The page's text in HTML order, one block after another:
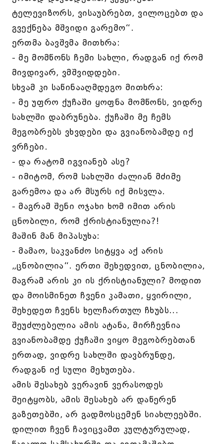
ტელევიზორს, ვისაუბრებთ, ვილოცებთ და
გვექნება მშვიდი გარემო“.
ერთმა ბავშვმა მითხრა:
- მე მომწონს ჩემი სახლი, რადგან იქ რომ
მივდივარ, ვმშვიდდები.
სხვამ კი საწინააღმდეგო მითხრა:
- მე უფრო ქუჩაში ყოფნა მომწონს, ვიდრე
სახლში დაბრუნება. ქუჩაში მე ჩემს
მეგობრებს ვხვდები და გვიანობამდე იქ
ვრჩები.
- და რატომ იგვიანებ ასე?
- იმიტომ, რომ სახლში ძალიან მძიმე
გარემოა და არ მსურს იქ მისვლა.
- მაგრამ შენი ოჯახი ხომ იმით არის
ცნობილი, რომ ქრისტიანულია?!
მაშინ მან მიპასუხა:
- მამაო, საკვანძო სიტყვა აქ არის
„ცნობილია“. ერთი შეხედვით, ცნობილია,
მაგრამ არის კი ის ქრისტიანული? მოდით
და მოისმინეთ ჩვენი კამათი, ყვირილი,
შეხედეთ ჩვენს ხელჩართულ ჩხუბს...
შეუძლებელია ამის ატანა, მირჩევნია
გვიანობამდე ქუჩაში ვიყო მეგობრებთან
ერთად, ვიდრე სახლში დავბრუნდე,
რადგან იქ სული მეხუთება.
ამის შესახებ ვერავინ ვერასოდეს
შეიტყობს, ამის შესახებ არ დაწერენ
გაზეთებში, არ გადმოსცემენ სიახლეებში.
დილით ჩვენ ჩავიცვამთ კულტურულად,